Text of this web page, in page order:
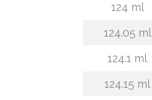
124 ml
124.05 ml
124.1 ml
124.15 ml